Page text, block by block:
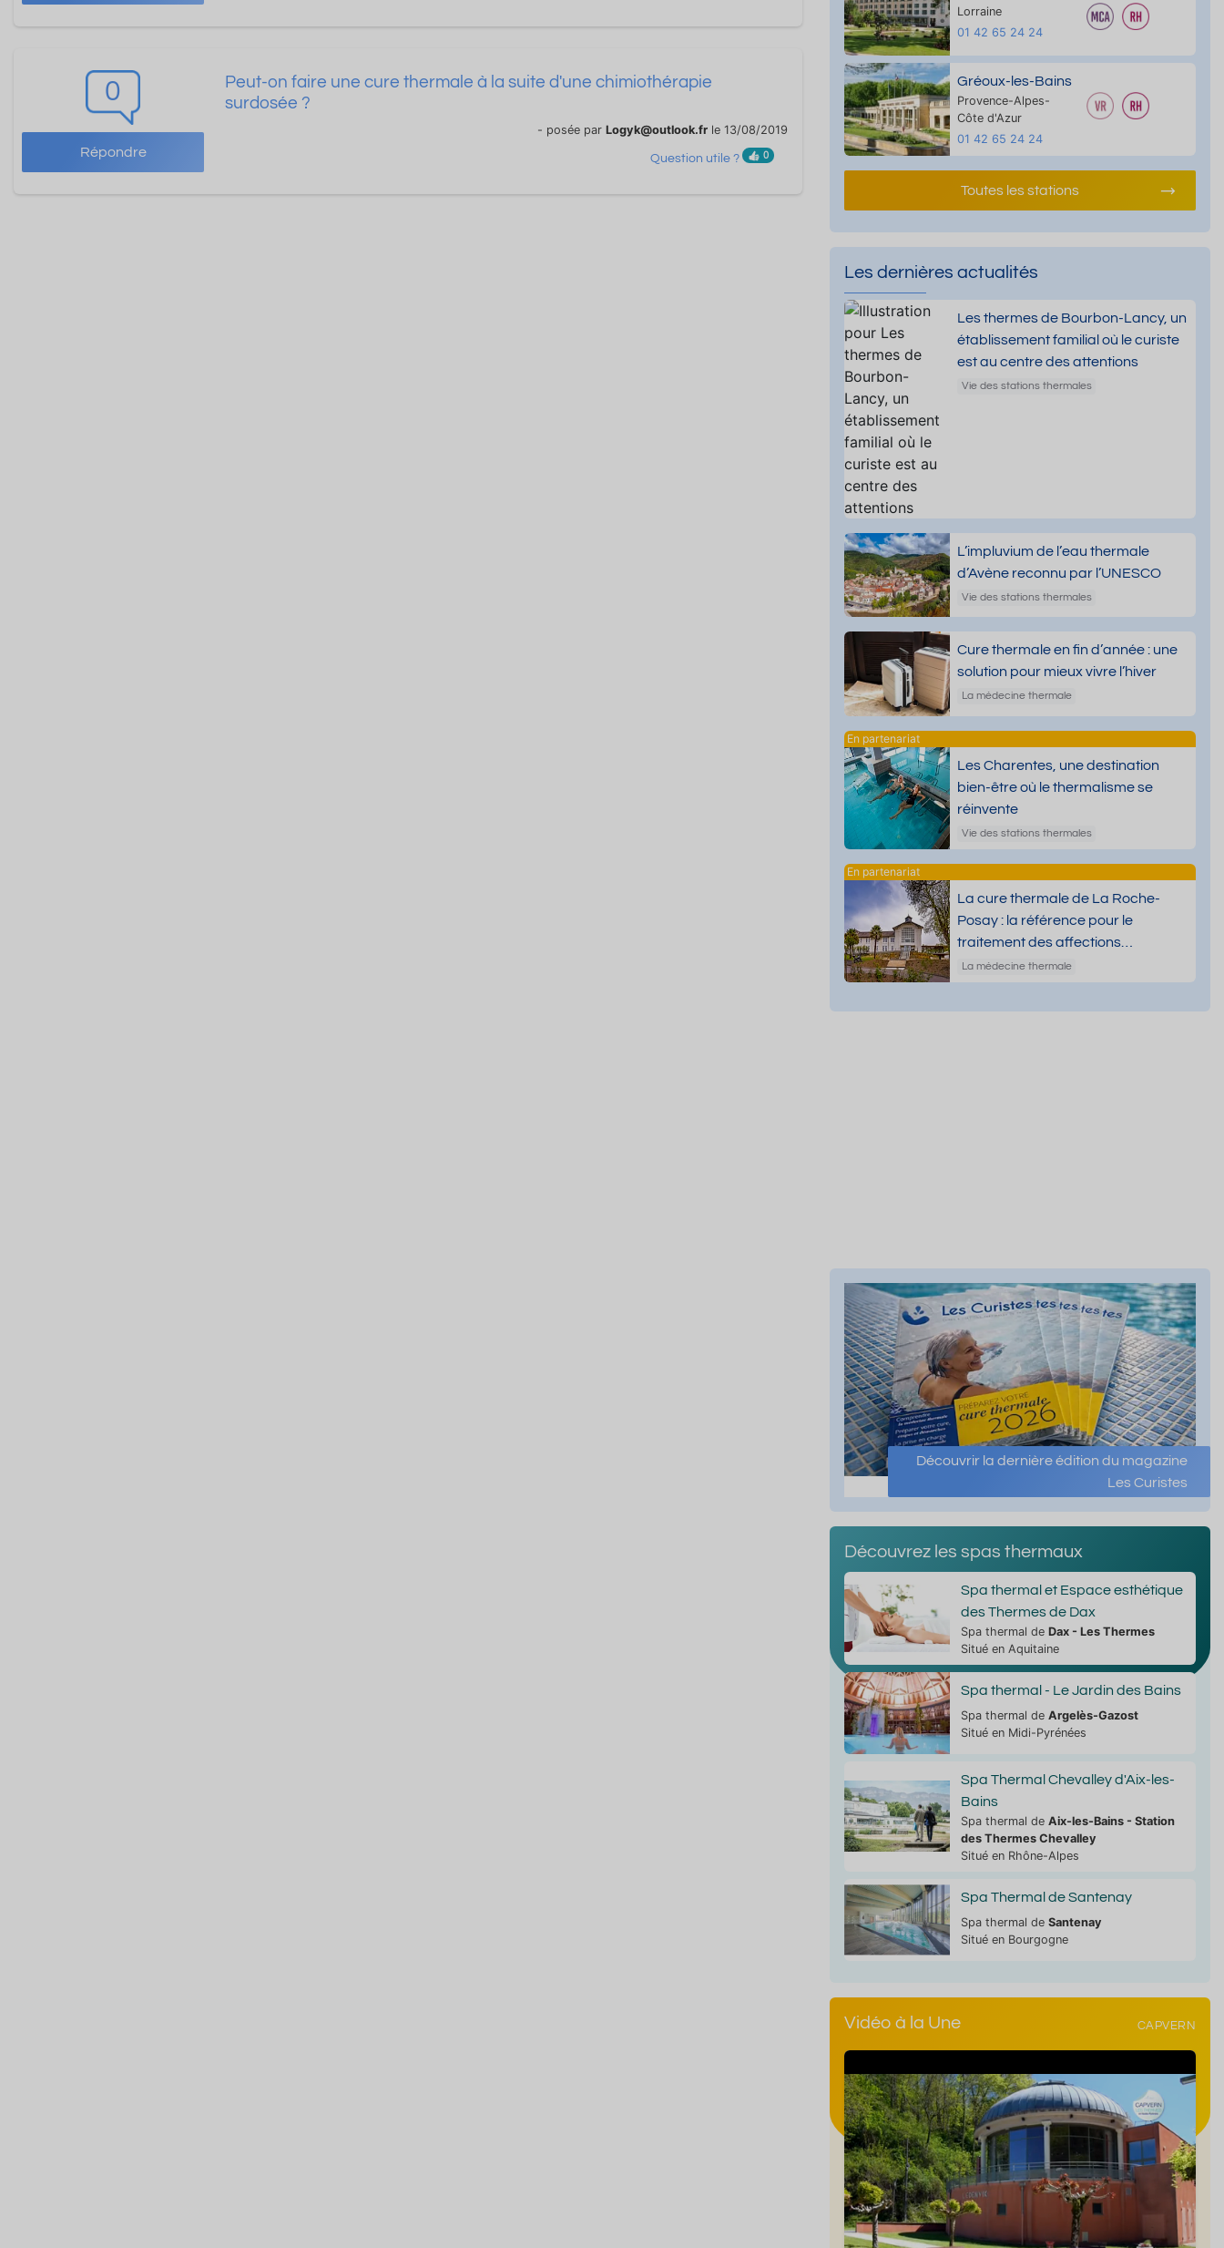
0
Répondre
Peut-on faire une cure thermale à la suite d'une chimiothérapie
surdosée ?
- posée par Logyk@outlook.fr le 13/08/2019
Question utile ? 0
Lorraine
01 42 65 24 24
Gréoux-les-Bains
Provence-Alpes-
Côte d'Azur
01 42 65 24 24
Toutes les stations
Les dernières actualités
Les thermes de Bourbon-Lancy, un
établissement familial où le curiste
est au centre des attentions
Vie des stations thermales
L’impluvium de l’eau thermale
d’Avène reconnu par l’UNESCO
Vie des stations thermales
Cure thermale en fin d’année : une
solution pour mieux vivre l’hiver
La médecine thermale
Les Charentes, une destination
bien-être où le thermalisme se
réinvente
Vie des stations thermales
La cure thermale de La Roche-
Posay : la référence pour le
traitement des affections
dermatologiques
La médecine thermale
Découvrir la dernière édition du magazine
Les Curistes
Découvrez les spas thermaux
Spa thermal et Espace esthétique
des Thermes de Dax
Spa thermal de Dax - Les Thermes
Situé en Aquitaine
Spa thermal - Le Jardin des Bains
Spa thermal de Argelès-Gazost
Situé en Midi-Pyrénées
Spa Thermal Chevalley d'Aix-les-
Bains
Spa thermal de Aix-les-Bains - Station
des Thermes Chevalley
Situé en Rhône-Alpes
Spa Thermal de Santenay
Spa thermal de Santenay
Situé en Bourgogne
Vidéo à la Une CAPVERN